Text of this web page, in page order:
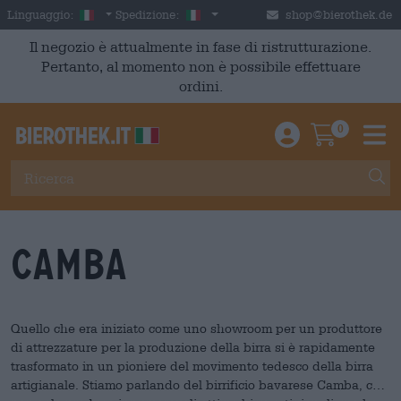
Skip to main content
Linguaggio: Italian
Spedizione: Italia shop@bierothek.de
Il negozio è attualmente in fase di ristrutturazione.
Pertanto, al momento non è possibile effettuare
ordini.
Einloggen /
0
Camba
Quello che era iniziato come uno showroom per un produttore
di attrezzature per la produzione della birra si è rapidamente
trasformato in un pioniere del movimento tedesco della birra
artigianale. Stiamo parlando del birrificio bavarese Camba, che